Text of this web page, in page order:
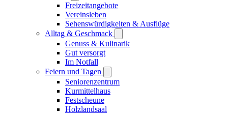
Freizeitangebote
Vereinsleben
Sehenswürdigkeiten & Ausflüge
Alltag & Geschmack
Genuss & Kulinarik
Gut versorgt
Im Notfall
Feiern und Tagen
Seniorenzentrum
Kurmittelhaus
Festscheune
Holzlandsaal